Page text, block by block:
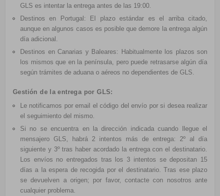
GLS es intentar la entrega antes de las 19:00.
Destinos en Portugal: El plazo estándar es el arriba citado,
aunque en algunos casos es posible que demore la entrega algún
día adicional.
Destinos en Canarias y Baleares: Habitualmente los plazos son
los mismos que en la península, pero puede retrasarse algún día
según trámites de aduana o aéreos no dependientes de GLS.
Gestión de la entrega por GLS:
Le notificamos por email elcódigo del envío por si desea realizar
el seguimiento del mismo.
Si no se encuentra en la dirección indicada cuando llegue el
mensajero GLS, habrá 2 intentos más de entrega: 2º al día
siguiente y 3º tras haber acordado la entrega con el destinatario.
Los envíos no entregados tras los 3 intentos se depositan 15
días a la espera de recogida por el destinatario. Tras ese plazo
se devuelven a origen; por favor, contacte con nosotros ante
cualquier problema.